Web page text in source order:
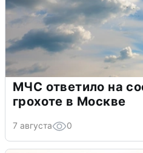
МЧС ответило на
грохоте в Москве
7 августа 0